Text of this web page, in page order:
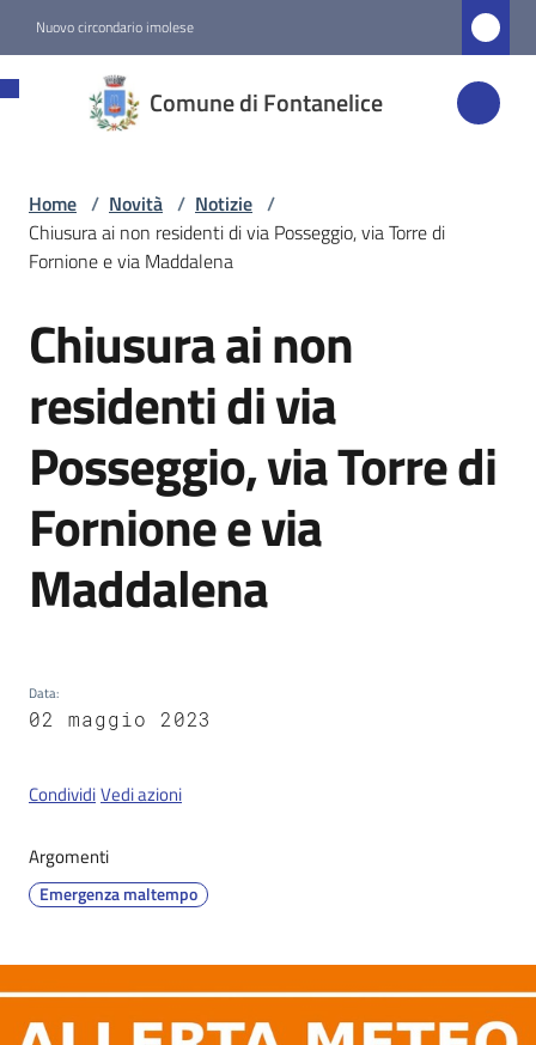
Nuovo circondario imolese
Comune di Fontanelice
Fontanelice
Amministrazione
Vivere
Fontanelice
line
argomenti
Seguici
Home / Novità / Notizie /
Chiusura ai non residenti di via Posseggio, via Torre di
Fornione e via Maddalena
Salta al contenuto
Chiusura ai non
residenti di via
Posseggio, via Torre di
Fornione e via
Maddalena
Data:
02 maggio 2023
CondividiVedi azioni
Argomenti
Emergenza maltempo